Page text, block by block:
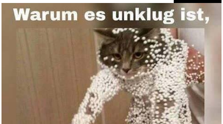
Sneaker Re-New Schuhreiniger
5...
Anzeige